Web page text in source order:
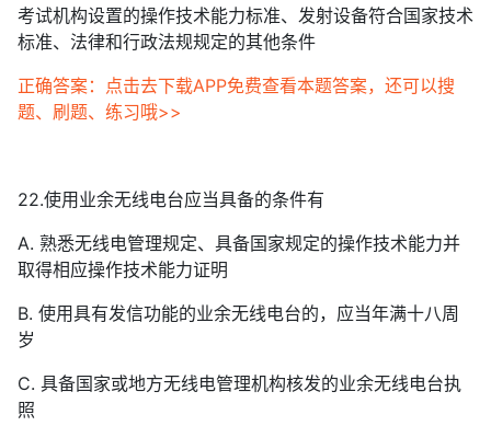
考试机构设置的操作技术能力标准、发射设备符合国家技术
标准、法律和行政法规规定的其他条件
正确答案：点击去下载APP免费查看本题答案，还可以搜
题、刷题、练习哦>>
22.使用业余无线电台应当具备的条件有
A. 熟悉无线电管理规定、具备国家规定的操作技术能力并
取得相应操作技术能力证明
B. 使用具有发信功能的业余无线电台的，应当年满十八周
岁
C. 具备国家或地方无线电管理机构核发的业余无线电台执
照